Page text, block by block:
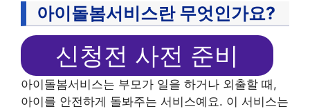
아이돌봄서비스란 무엇인가요?
신청전 사전 준비
아이돌봄서비스는 부모가 일을 하거나 외출할 때,
아이를 안전하게 돌봐주는 서비스예요. 이 서비스는